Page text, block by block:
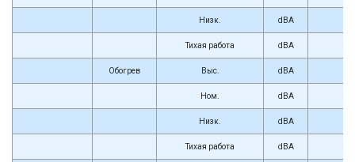
Низк. dBA
Тихая работа dBA
Обогрев Выс. dBA
Ном. dBA
Низк. dBA
Тихая работа dBA